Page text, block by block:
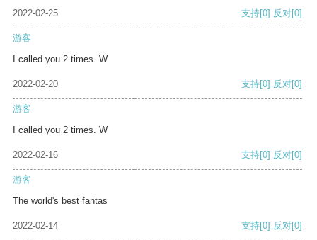
2022-02-25 支持[0] 反对[0]
游客
I called you 2 times. W
2022-02-20 支持[0] 反对[0]
游客
I called you 2 times. W
2022-02-16 支持[0] 反对[0]
游客
The world's best fantas
2022-02-14 支持[0] 反对[0]